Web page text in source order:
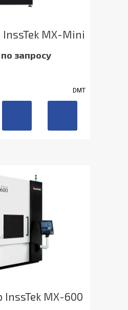
InssTek MX-Mini
запросу
DMT
InssTek MX-600